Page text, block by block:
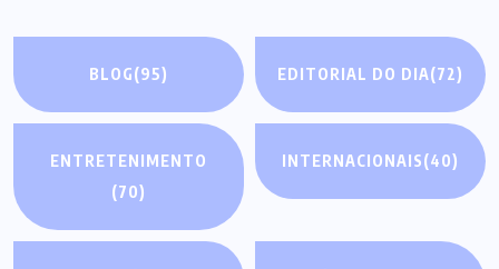
BLOG(95) EDITORIAL DO DIA(72)
ENTRETENIMENTO
(70)
INTERNACIONAIS(40)